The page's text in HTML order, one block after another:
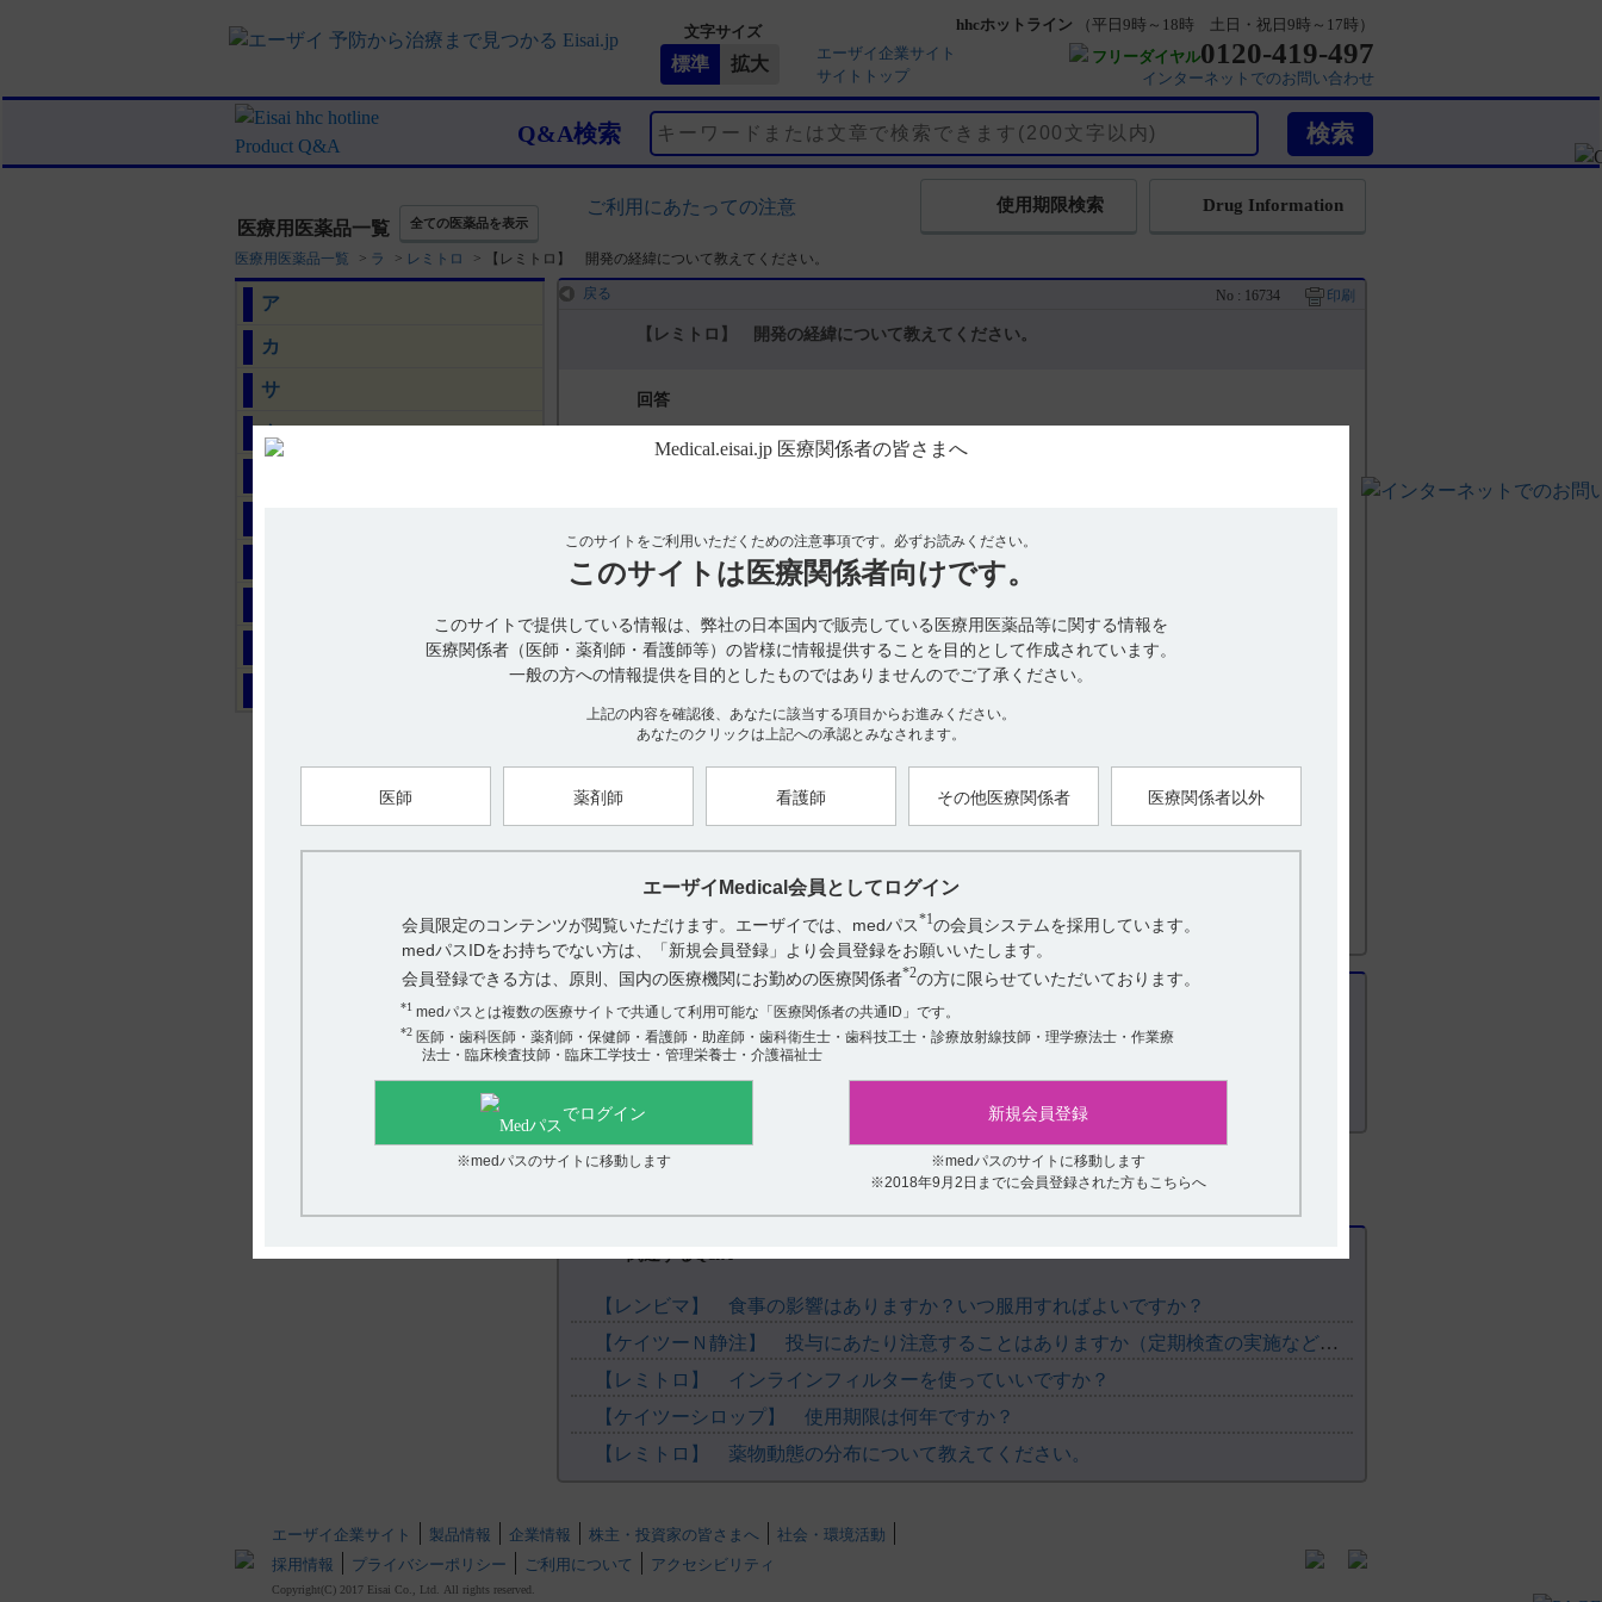
文字サイズ
エーザイ企業サイト
サイトトップ
hhcホットライン
（平日9時～18時 土日・祝日9時～17時）
フリーダイヤル0120-419-497
インターネットでのお問い合わせ
Q&A検索
医療用医薬品一覧 全ての医薬品を表示
ご利用にあたっての注意 Drug Information
使用期限検索
医療用医薬品一覧 > ラ > レミトロ > 【レミトロ】 開発の経緯について教えてください。
ア
カ
サ
タ
このサイトをご利用いただくための注意事項です。 必ずお読みください。
このサイトは 医療関係者向けです。
このサイトで提供している情報は、弊社の日本国内で販売している医療用医薬品等に関する情報を
医療関係者（医師・薬剤師・看護師等）の皆様に情報提供することを目的として作成されています。
一般の方への情報提供を目的としたものではありませんのでご了承ください。
上記の内容を確認後、あなたに該当する項目からお進みください。
あなたのクリックは上記への承認とみなされます。
医師 薬剤師 看護師 その他医療関係者 医療関係者以外
エーザイMedical会員としてログイン
会員限定のコンテンツが閲覧いただけます。エーザイでは、medパス*1の会員システムを採用しています。
medパスIDをお持ちでない方は、「新規会員登録」より会員登録をお願いいたします。
会員登録できる方は、原則、国内の医療機関にお勤めの医療関係者*2の方に限らせていただいております。
*1medパスとは複数の医療サイトで共通して利用可能な「医療関係者の共通ID」です。
*2医師・歯科医師・薬剤師・保健師・看護師・助産師・歯科衛生士・歯科技工士・診療放射線技師・理学療法士・作業療
法士・臨床検査技師・臨床工学技士・管理栄養士・介護福祉士
でログイン
※medパスのサイトに移動します
新規会員登録
※medパスのサイトに移動します
※2018年9月2日までに会員登録された方もこちらへ
戻る No : 16734 印刷
【レミトロ】 開発の経緯について教えてください。
回答
総合製品情報概要には、開発の経緯について以下の記載があります。（引用1）
ンターロイキン-2(IL-2)の全配列(IL-2ドメイン)が繋がった構造を持っています。DDは、IL-2ドメインにより腫瘍
細胞の細胞膜上に発現するIL-2受容体（IL-2R）に結合し、細胞内に取り込まれた後にDTドメインが切断され、
遊離したDTのN末端断片(酵素活性部位)がタンパク合成を阻害すること等により腫瘍増殖抑制作用を示すと考え
米国では、DDを有効成分とするE7272（ONTAK R) ※が先行して開発され、悪性リンパ腫患者を対象とした外国
第I/II相臨床試験（外国92-04-01試験）（引用5）及びCD25陽性の皮膚T細胞性リンパ腫（CTCL）患者を対象と
した外国第III相臨床試験（外国93-04-10試験)（引用6）の結果に基づき、1999年2月、悪性細胞がIL-2Rの構成要
素CD25を発現している持続性もしくは再発性のCTCLの治療薬として、条件（プラセボ対照第III相臨床試験成
対照外国第III相臨床試験（外国L4389-11試験）（引用7）及びCTCL患者(CD25陰性の患者を含む）を対象とし
た外国第III相臨床試験（外国L4389-14試験）（引用8）を実施し、2008年10月、E7272は完全承認されました。
点滴静注用300μg（以下、レミトロ）は、DDの純度を向上させた製剤です。再発又は難治性の末梢性
T細胞リンパ腫（PTCL）及びCTCL患者を対象とした国内第I相臨床試験（国内101試験）（引用9）及び国内第
II相臨床試験（国内205試験）（引用10）を実施しました。国内第II相試験（国内205試験）を主要な臨床試験成
績として申請を行い、2021年3月、レミトロは、再発又は難治性の末梢性T細胞リンパ腫、再発又は難治性の皮
※国内未承認
●レミトロの適正使用情報は、下記サイトでも提供します。
【引用】
1）レミトロ点滴静注用300μg 総合製品情報概要 開発の経緯 p3 （REM1001CSG)
6）社内資料：CD25陽性の皮膚T細胞性リンパ腫患者を対象としたE7272の安全性、有効性及び薬物動態を評価
する第III相試験 （2021年3月23日承認、CTD2.7.6.4） [REM-0042]
7）社内資料：CD25陽性の皮膚T細胞性リンパ腫患者を対象としたE7272の第III相プラセボ対照試験 （2021年3
8）社内資料：皮膚T細胞性リンパ腫患者を対象としたE7272の第III相試験 （2021年3月23日承認、
CTD2.7.6.6）[REM-0043]
9）[承認時評価資料]再発又は難治性の末梢性T細胞リンパ腫及び皮膚T細胞性リンパ腫を対象とした臨床第I相試
験 （2021年3月23日承認、CTD2.7.6.1） [REM-0004]
【更新年月】
2025年12月
役に立った
役に立たなかった
関連するQ&A
【レンビマ】 食事の影響はありますか？いつ服用すればよいですか？
【ケイツーＮ静注】 投与にあたり注意することはありますか（定期検査の実施など）？
【レミトロ】 インラインフィルターを使っていいですか？
【ケイツーシロップ】 使用期限は何年ですか？
【レミトロ】 薬物動態の分布について教えてください。
エーザイ企業サイト 製品情報 企業情報 株主・投資家の皆さまへ
社会・環境活動
採用情報
プライバシーポリシー ご利用について アクセシビリティ
Copyright(C) 2017 Eisai Co., Ltd. All rights reserved.